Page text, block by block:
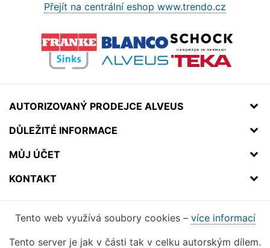
Přejít na centrální eshop www.trendo.cz
AUTORIZOVANÝ PRODEJCE ALVEUS
DŮLEŽITÉ INFORMACE
MŮJ ÚČET
KONTAKT
Tento web využívá soubory cookies – více informací
Tento server je jak v části tak v celku autorským dílem.